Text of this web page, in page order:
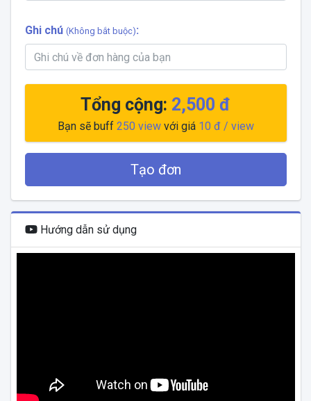
Ghi chú (Không bắt buộc):
Tổng cộng: 2,500 đ
Bạn sẽ buff 250viewvới giá 10 đ/ view
Tạo đơn
Hướng dẫn sử dụng